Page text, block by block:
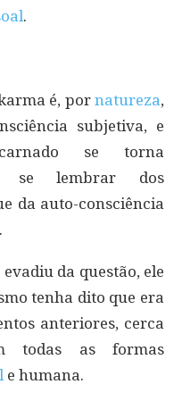
.
é, por natureza,
subjetiva, e
se torna
se lembrar dos
da auto-consciência
da questão, ele
tenha dito que era
anteriores, cerca
todas as formas
e humana.